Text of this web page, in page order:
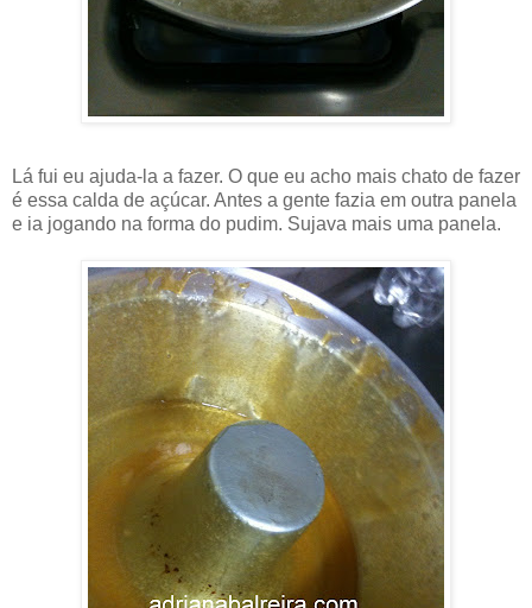
Lá fui eu ajuda-la a fazer. O que eu acho mais chato de fazer
é essa calda de açúcar. Antes a gente fazia em outra panela
e ia jogando na forma do pudim. Sujava mais uma panela.